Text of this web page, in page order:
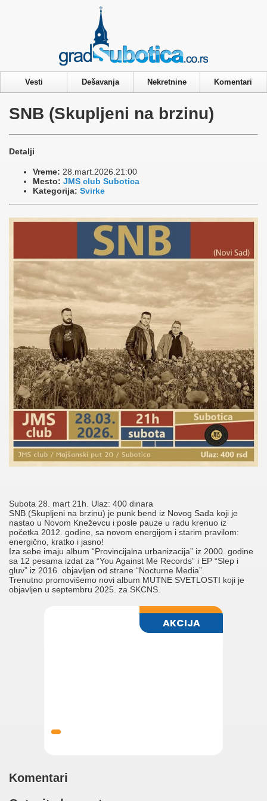
Vesti Dešavanja Nekretnine Komentari
SNB (Skupljeni na brzinu)
Detalji
Vreme: 28.mart.2026.21:00
Mesto: JMS club Subotica
Kategorija: Svirke
Subota 28. mart 21h. Ulaz: 400 dinara
SNB (Skupljeni na brzinu) je punk bend iz Novog Sada koji je
nastao u Novom Kneževcu i posle pauze u radu krenuo iz
početka 2012. godine, sa novom energijom i starim pravilom:
energično, kratko i jasno!
Iza sebe imaju album “Provincijalna urbanizacija” iz 2000. godine
sa 12 pesama izdat za “You Against Me Records” i EP “Slep i
gluv” iz 2016. objavljen od strane “Nocturne Media”.
Trenutno promovišemo novi album MUTNE SVETLOSTI koji je
objavljen u septembru 2025. za SKCNS.
Komentari
Privacy & Cookies Policy